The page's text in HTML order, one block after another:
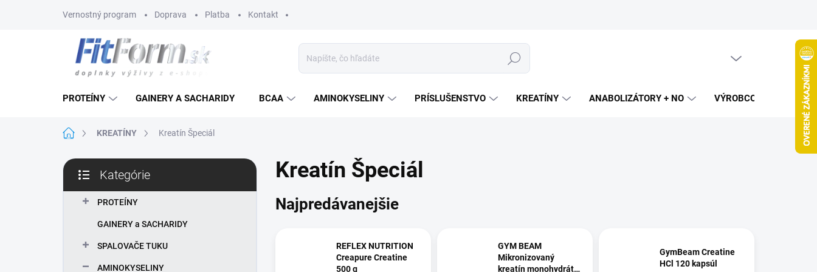
Vernostný program Doprava Platba Kontakt
Hľadať
PROTEÍNY GAINERY A SACHARIDY BCAA AMINOKYSELINY PRÍSLUŠENSTVO KREATÍNY ANABOLIZÁTORY + NO VÝROBCOVIA
DomovKREATÍNY Kreatín Špeciál
B
č
kategórie
Kategórie
PROTEÍNY
GAINERY a SACHARIDY
SPALOVAČE TUKU
AMINOKYSELINY
Kreatín Špeciál
Najpredávanejšie
REFLEX NUTRITION
Creapure Creatine
500 g
GYM BEAM
Mikronizovaný
kreatín monohydrát
GymBeam Creatine
HCl 120 kapsúl